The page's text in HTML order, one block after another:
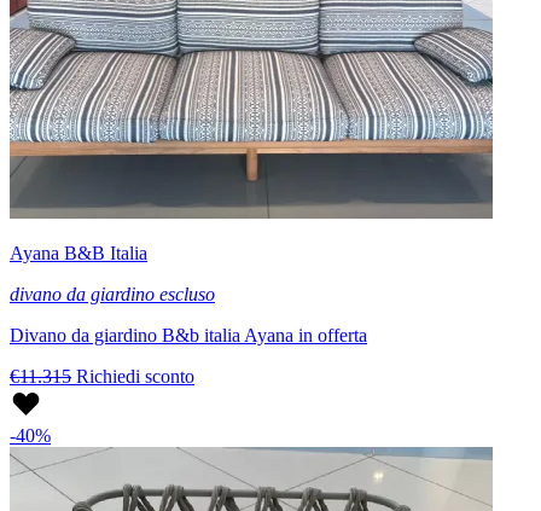
Ayana B&B Italia
divano da giardino escluso
Divano da giardino B&b italia Ayana in offerta
€11.315 Richiedi sconto
-40%